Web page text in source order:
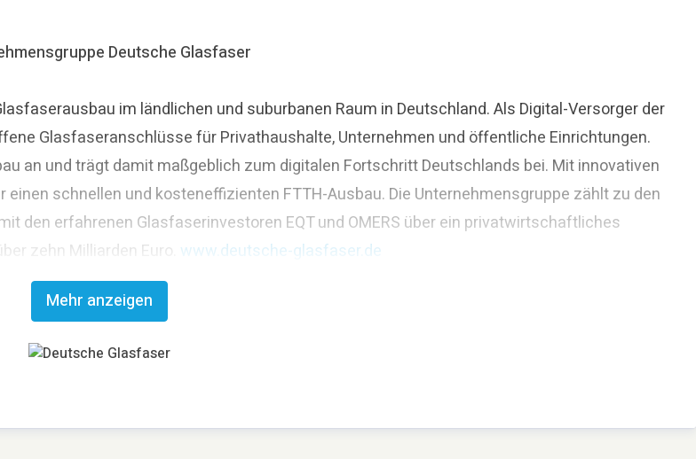
Deutsche Glasfaser
im ländlichen und suburbanen Raum in Deutschland. Als Digital-Versorger der
Glasfaseranschlüsse für Privathaushalte, Unternehmen und öffentliche Einrichtungen.
an und trägt damit maßgeblich zum digitalen Fortschritt Deutschlands bei. Mit innovativen
schnellen und kosteneffizienten FTTH-Ausbau. Die Unternehmensgruppe zählt zu den
den erfahrenen Glasfaserinvestoren EQT und OMERS über ein privatwirtschaftliches
zehn Milliarden Euro. www.deutsche-glasfaser.de
Mehr anzeigen